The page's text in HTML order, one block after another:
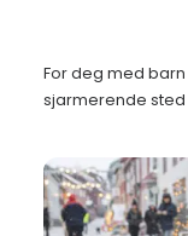
For deg med
sjarmerende